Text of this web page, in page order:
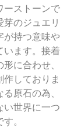
ーストーンで
のジュエリ
が持つ意味や
います。接着
に合わせ、
しておりま
原石の為、
い世界に一つ
。